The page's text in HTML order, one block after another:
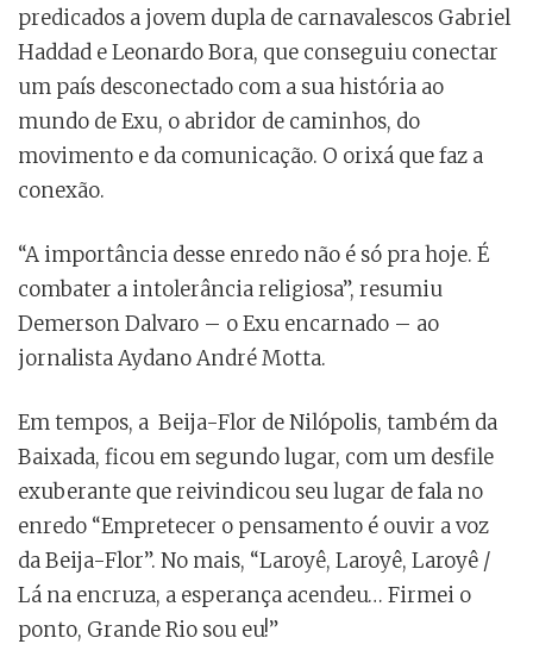
predicados a jovem dupla de carnavalescos Gabriel
Haddad e Leonardo Bora, que conseguiu conectar
um país desconectado com a sua história ao
mundo de Exu, o abridor de caminhos, do
movimento e da comunicação. O orixá que faz a
conexão.
“A importância desse enredo não é só pra hoje. É
combater a intolerância religiosa”, resumiu
Demerson Dalvaro – o Exu encarnado – ao
jornalista Aydano André Motta.
Em tempos, a Beija-Flor de Nilópolis, também da
Baixada, ficou em segundo lugar, com um desfile
exuberante que reivindicou seu lugar de fala no
enredo “Empretecer o pensamento é ouvir a voz
da Beija-Flor”. No mais, “Laroyê, Laroyê, Laroyê /
Lá na encruza, a esperança acendeu… Firmei o
ponto, Grande Rio sou eu!”